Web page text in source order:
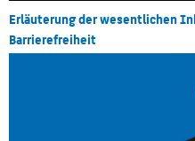
Erläuterung der wesentlichen
Barrierefreiheit